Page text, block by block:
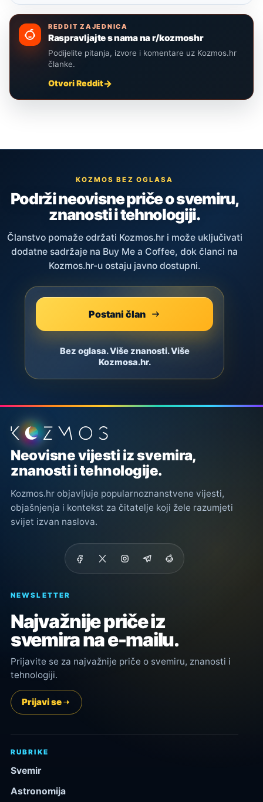
REDDIT ZAJEDNICA
Raspravljajte s nama na r/kozmoshr
Podijelite pitanja, izvore i komentare uz Kozmos.hr
članke.
Otvori Reddit
KOZMOS BEZ OGLASA
Podrži neovisne priče o svemiru,
znanosti i tehnologiji.
Članstvo pomaže održati Kozmos.hr i može uključivati
dodatne sadržaje na Buy Me a Coffee, dok članci na
Kozmos.hr-u ostaju javno dostupni.
Postani član
Bez oglasa. Više znanosti. Više
Kozmosa.hr.
Podnožje stranice
Neovisne vijesti iz svemira,
znanosti i tehnologije.
Kozmos.hr objavljuje popularnoznanstvene vijesti,
objašnjenja i kontekst za čitatelje koji žele razumjeti
svijet izvan naslova.
NEWSLETTER
Najvažnije priče iz
svemira na e-mailu.
Prijavite se za najvažnije priče o svemiru, znanosti i
tehnologiji.
Prijavi se
RUBRIKE
Svemir
Astronomija